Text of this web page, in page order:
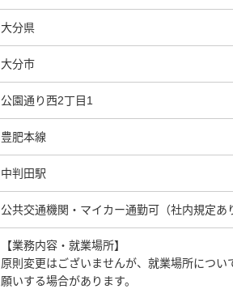
大分県
大分市
公園通り西2丁目1
豊肥本線
中判田駅
公共交通機関・マイカー通勤可（社内規定あ
【業務内容・就業場所】
原則変更はございませんが、就業場所につ
願いする場合があります。